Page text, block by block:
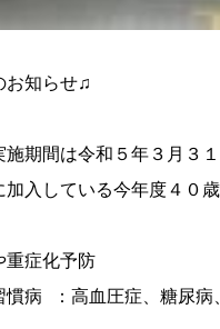
お知らせ♫
期間は令和５年３月３
入している今年度４０
重症化予防
病 ：高血圧症、糖尿